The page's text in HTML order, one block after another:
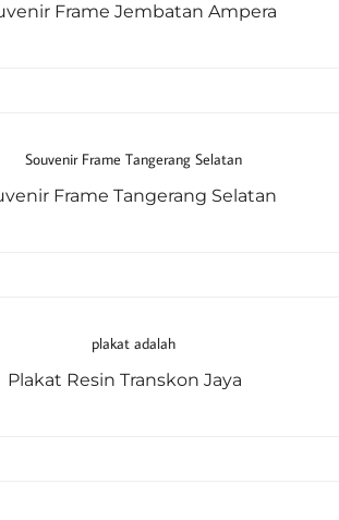
Frame Jembatan Ampera
Frame Tangerang Selatan
Plakat Resin Transkon Jaya